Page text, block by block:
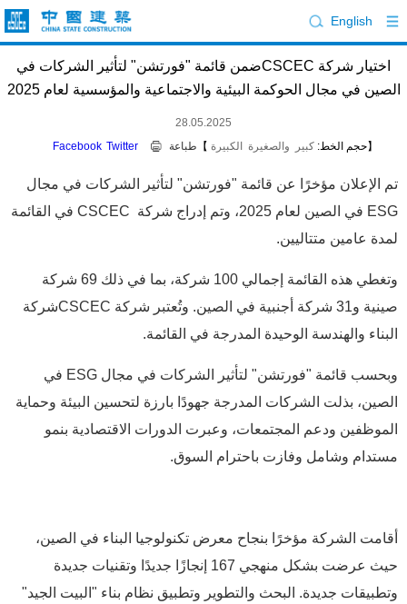
English
اختيار شركة CSCECضمن قائمة "فورتشن" لتأثير الشركات في
الصين في مجال الحوكمة البيئية والاجتماعية والمؤسسية لعام 2025
28.05.2025
【حجم الخط: كبير والصغيرة الكبيرة 】 طباعة Facebook Twitter
تم الإعلان مؤخرًا عن قائمة "فورتشن" لتأثير الشركات في مجال
ESG في الصين لعام 2025، وتم إدراج شركة CSCEC في القائمة
لمدة عامين متتاليين.
وتغطي هذه القائمة إجمالي 100 شركة، بما في ذلك 69 شركة
صينية و31 شركة أجنبية في الصين. وتُعتبر شركة CSCECشركة
البناء والهندسة الوحيدة المدرجة في القائمة.
وبحسب قائمة "فورتشن" لتأثير الشركات في مجال ESG في
الصين، بذلت الشركات المدرجة جهودًا بارزة لتحسين البيئة وحماية
الموظفين ودعم المجتمعات، وعبرت الدورات الاقتصادية بنمو
مستدام وشامل وفازت باحترام السوق.
أقامت الشركة مؤخرًا بنجاح معرض تكنولوجيا البناء في الصين،
حيث عرضت بشكل منهجي 167 إنجازًا جديدًا وتقنيات جديدة
وتطبيقات جديدة. البحث والتطوير وتطبيق نظام بناء "البيت الجيد"